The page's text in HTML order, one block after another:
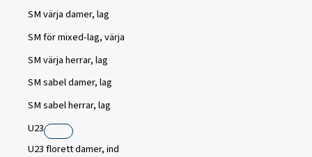
SM värja damer, lag
SM för mixed-lag, värja
SM värja herrar, lag
SM sabel damer, lag
SM sabel herrar, lag
U23
U23 florett damer, ind